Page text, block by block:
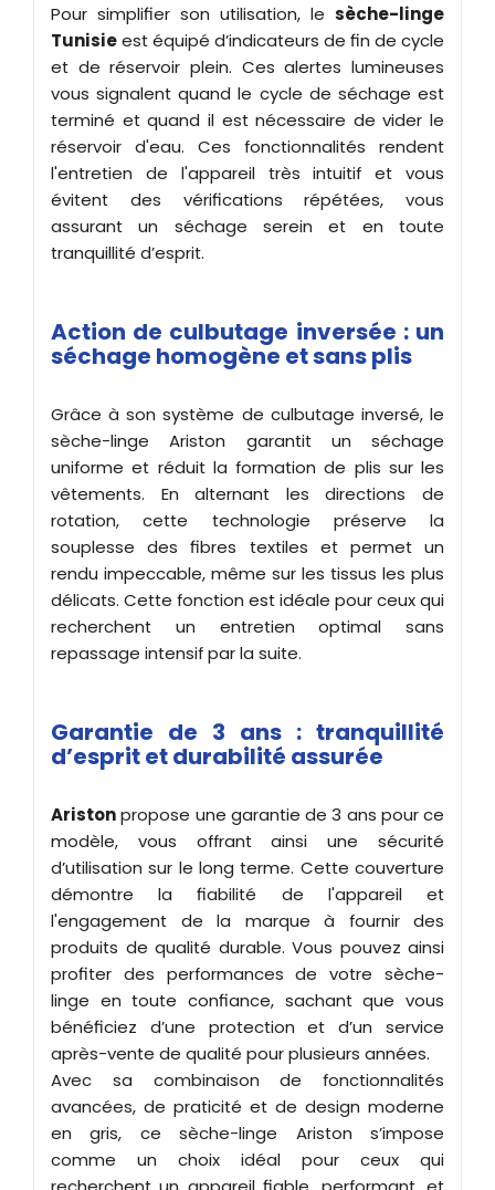
Pour simplifier son utilisation, le sèche-linge
Tunisieest équipé d’indicateurs de fin de cycle
et de réservoir plein. Ces alertes lumineuses
vous signalent quand le cycle de séchage est
terminé et quand il est nécessaire de vider le
réservoir d'eau. Ces fonctionnalités rendent
l'entretien de l'appareil très intuitif et vous
évitent des vérifications répétées, vous
assurant un séchage serein et en toute
tranquillité d’esprit.
Action de culbutage inversée : un
séchage homogène et sans plis
Grâce à son système de culbutage inversé, le
sèche-linge Ariston garantit un séchage
uniforme et réduit la formation de plis sur les
vêtements. En alternant les directions de
rotation, cette technologie préserve la
souplesse des fibres textiles et permet un
rendu impeccable, même sur les tissus les plus
délicats. Cette fonction est idéale pour ceux qui
recherchent un entretien optimal sans
repassage intensif par la suite.
Garantie de 3 ans : tranquillité
d’esprit et durabilité assurée
Aristonpropose une garantie de 3 ans pour ce
modèle, vous offrant ainsi une sécurité
d’utilisation sur le long terme. Cette couverture
démontre la fiabilité de l'appareil et
l'engagement de la marque à fournir des
produits de qualité durable. Vous pouvez ainsi
profiter des performances de votre sèche-
linge en toute confiance, sachant que vous
bénéficiez d’une protection et d’un service
après-vente de qualité pour plusieurs années.
Avec sa combinaison de fonctionnalités
avancées, de praticité et de design moderne
en gris, ce sèche-linge Ariston s’impose
comme un choix idéal pour ceux qui